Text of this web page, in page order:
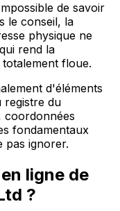
de savoir
le conseil, la
physique ne
rend la
floue.
d'éléments
registre du
coordonnées
fondamentaux
pas ignorer.
ligne de
?